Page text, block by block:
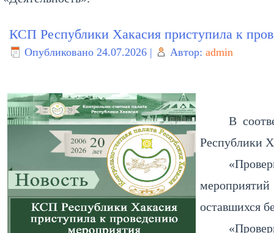
КСП Республики Хакасия приступила к
Опубликовано 24.07.2026 | Автор: admin
В
Республики
оставшихся